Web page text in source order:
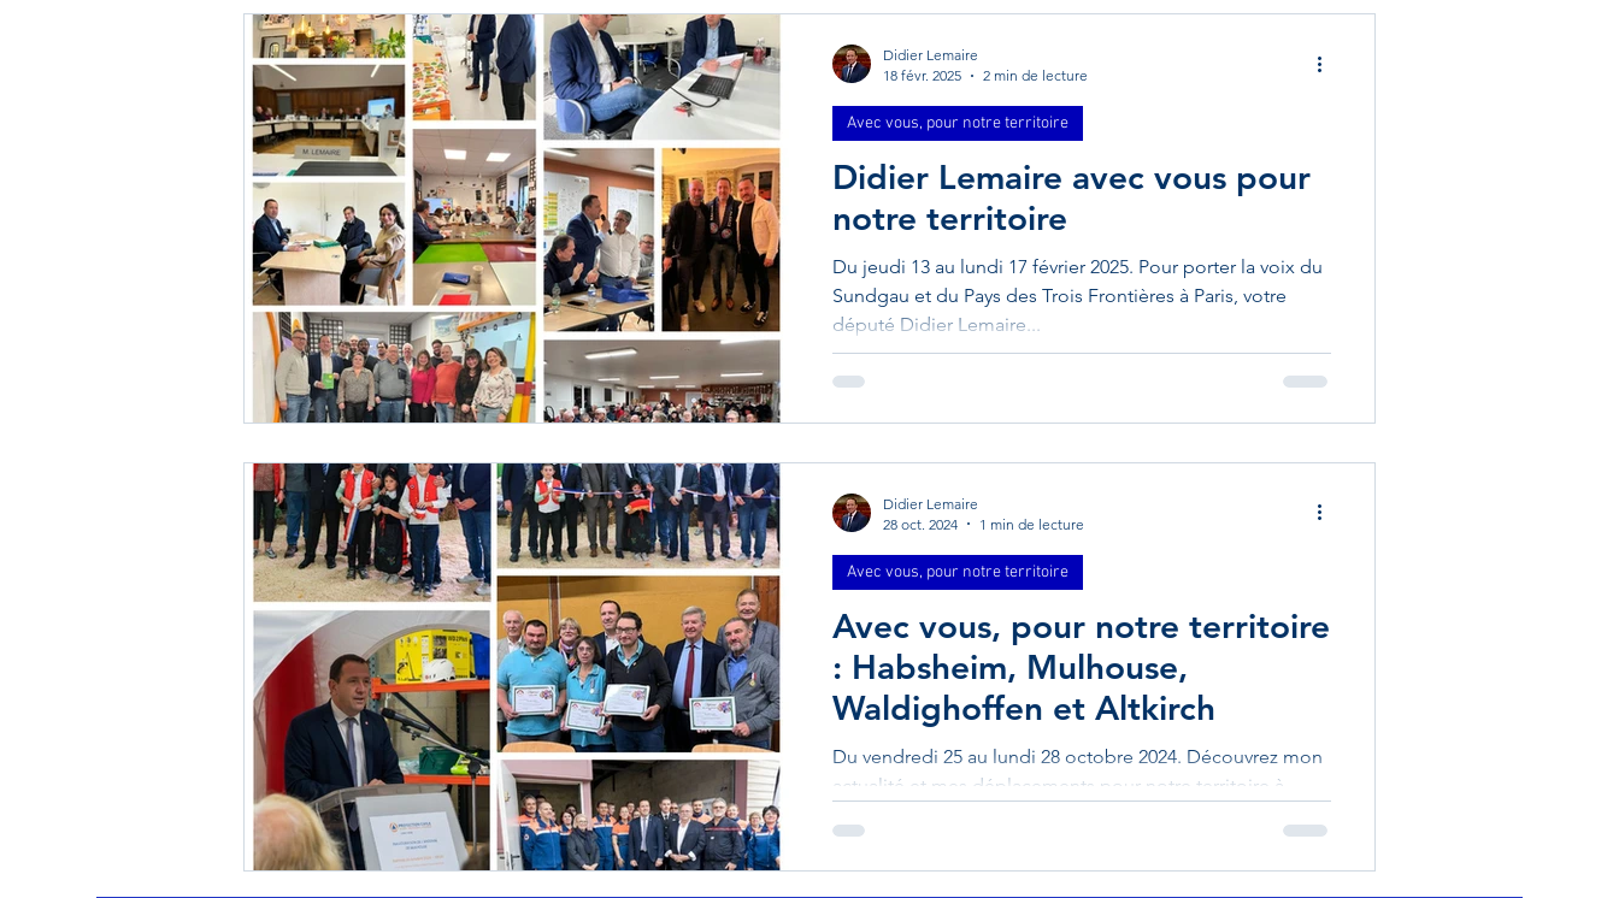
Didier Lemaire avec vous pour
notre territoire
Du jeudi 13 au lundi 17 février 2025. Pour porter la voix du
Sundgau et du Pays des Trois Frontières à Paris, votre
député Didier Lemaire...
Avec vous, pour notre territoire
Didier Lemaire
18 févr. 2025
2 min de lecture
Avec vous, pour notre territoire
: Habsheim, Mulhouse,
Waldighoffen et Altkirch
Du vendredi 25 au lundi 28 octobre 2024. Découvrez mon
actualité et mes déplacements pour notre territoire à
Avec vous, pour notre territoire
Didier Lemaire
28 oct. 2024
1 min de lecture